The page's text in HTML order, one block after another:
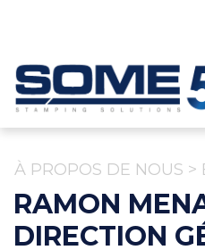
À PROPOS DE NOUS >
RAMON
DIRECTION